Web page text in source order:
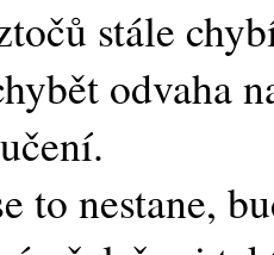
stále
odvaha
to nestane,